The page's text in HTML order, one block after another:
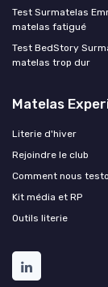
Test Surmatelas
matelas fatigué
Test BedStory
matelas trop dur
Matelas
Literie d'hiver
Rejoindre le club
Comment nous
Kit média et RP
Outils literie